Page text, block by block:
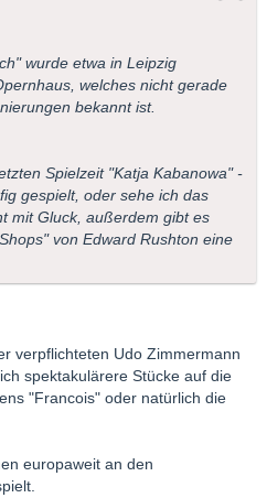
wurde etwa in Leipzig
welches nicht gerade
bekannt ist.
Spielzeit "Katja Kabanowa" -
gespielt, oder sehe ich das
mit Gluck, außerdem gibt es
von Edward Rushton eine
verpflichteten Udo Zimmermann
spektakulärere Stücke auf die
"Francois" oder natürlich die
europaweit an den